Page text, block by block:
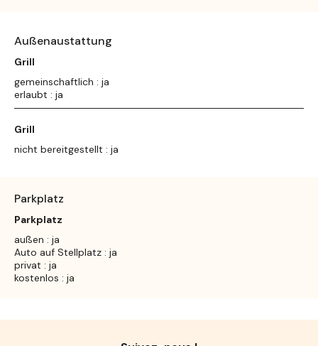
Außenaustattung
Grill
gemeinschaftlich : ja
erlaubt : ja
Grill
nicht bereitgestellt : ja
Parkplatz
Parkplatz
außen : ja
Auto auf Stellplatz : ja
privat : ja
kostenlos : ja